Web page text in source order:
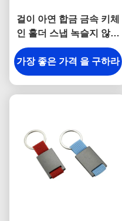
걸이 아연 합금 금속 키체
인 홀더 스냅 녹슬지 않는
새겨진 금속 열쇠 고리
가장 좋은 가격 을 구하라